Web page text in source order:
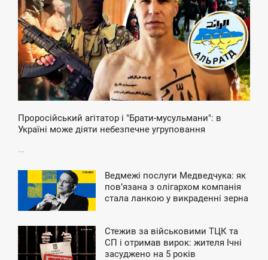
Проросійський агітатор і "Брати-мусульмани": в
Україні може діяти небезпечне угруповання
...
Ведмежі послуги Медведчука: як
повʼязана з олігархом компанія
стала ланкою у викраденні зерна
Стежив за військовими ТЦК та
СП і отримав вирок: жителя Ічні
засуджено на 5 років